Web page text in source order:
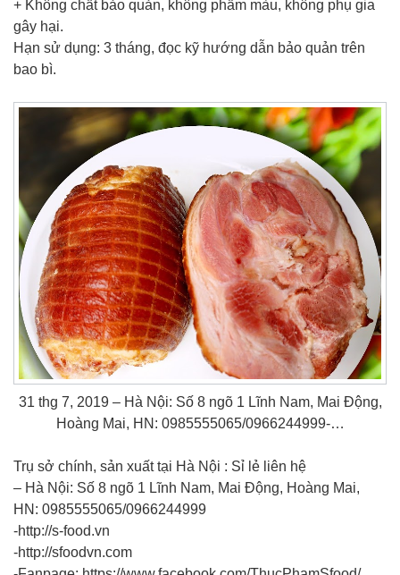
+ Không chất bảo quản, không phẩm màu, không phụ gia
gây hại.
Hạn sử dụng: 3 tháng, đọc kỹ hướng dẫn bảo quản trên
bao bì.
31 thg 7, 2019 – Hà Nội: Số 8 ngõ 1 Lĩnh Nam, Mai Động,
Hoàng Mai, HN: 0985555065/0966244999-…
Trụ sở chính, sản xuất tại Hà Nội : Sỉ lẻ liên hệ
– Hà Nội: Số 8 ngõ 1 Lĩnh Nam, Mai Động, Hoàng Mai,
HN: 0985555065/0966244999
-http://s-food.vn
-http://sfoodvn.com